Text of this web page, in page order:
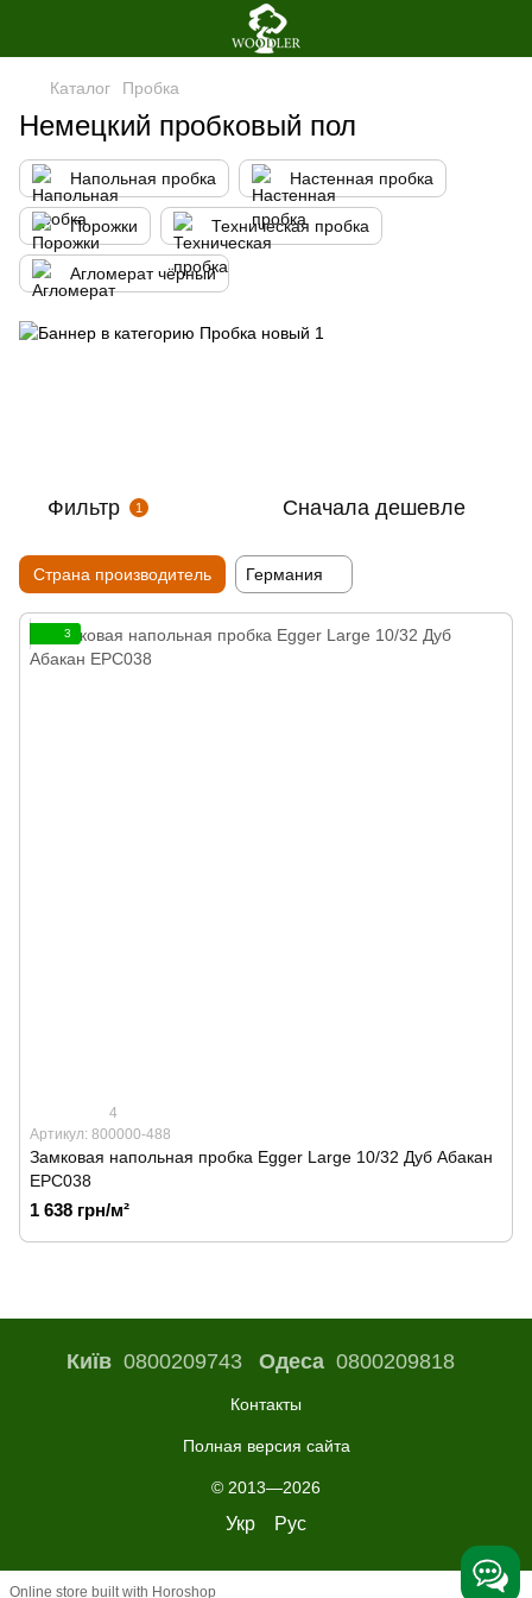
Каталог Пробка
Немецкий пробковый пол
Напольная пробка Настенная пробка
Порожки Техническая пробка
Агломерат чёрный
Фильтр 1 Сначала дешевле
Страна производитель Германия
3
4
Артикул: 800000-488
Замковая напольная пробка Egger Large 10/32 Дуб Абакан
EPC038
1 638 грн/м²
Київ0800209743 Одеса0800209818
Контакты
Полная версия сайта
© 2013—2026
Укр Рус
Online store built with Horoshop